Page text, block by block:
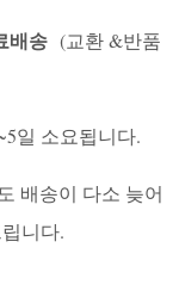
배송 (교환 &반품
일 소요됩니다.
송이 다소 늦어
니다.